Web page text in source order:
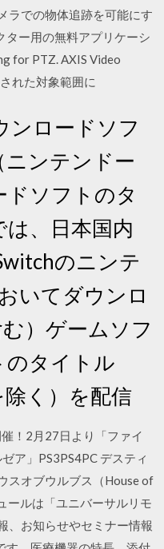
ラでの物体追跡を可能にす
ター用の無料アプリケーシ
for PTZ. AXIS Video
れた対象範囲に
ンロードソフ
ニンテンドー
ソフトのタ
、日本国内
のニンテ
いてダウンロ
）ゲームソフ
のタイトル
除く）を配信
！2月27日より「ファイ
ア」PS3PS4PC デスティ
スオブウルブス（House of
ールは「ユニバーサルリモ
、お知らせやセミナー情報